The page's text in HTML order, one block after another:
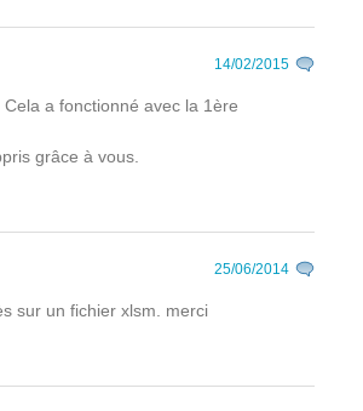
14/02/2015
a fonctionné avec la 1ère
grâce à vous.
25/06/2014
sur un fichier xlsm. merci